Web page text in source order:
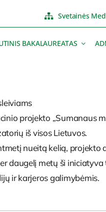
Svetainės
BAKALAUREATAS
projekto „Sumanaus
iš visos Lietuvos.
nueitą kelią,
daugelį metų ši
ir karjeros galimybėmis.